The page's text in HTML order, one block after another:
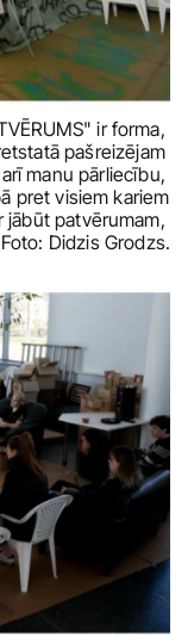
ir forma,
pašreizējam
manu pārliecību,
pret visiem kariem
jābūt patvērumam,